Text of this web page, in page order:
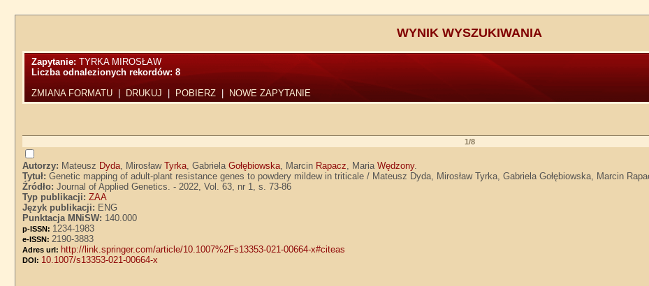
WYNIK WYSZUKIWANIA
Zapytanie:TYRKA MIROSŁAW
Liczba odnalezionych rekordów:8
ZMIANA FORMATU
DRUKUJ POBIERZ NOWE ZAPYTANIE
1/8
Autorzy: Mateusz Dyda, MirosławTyrka, GabrielaGołębiowska, Marcin Rapacz, MariaWędzony.
Tytuł:Genetic mapping of adult-plant resistance genes to powdery mildew in triticale / Mateusz Dyda, Mirosław Tyrka, Gabriela Gołębiowska, Marcin
Źródło:Journal of Applied Genetics. - 2022, Vol. 63, nr 1, s. 73-86
Typ publikacji:ZAA
Język publikacji: ENG
Punktacja MNiSW: 140.000
p-ISSN: 1234-1983
e-ISSN: 2190-3883
Adres url: http://link.springer.com/article/10.1007%2Fs13353-021-00664-x#citeas
DOI: 10.1007/s13353-021-00664-x